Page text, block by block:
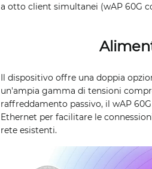
a otto client simultanei (wAP 60G
Il dispositivo offre una doppia
un'ampia gamma di tensioni
raffreddamento passivo, il wAP
Ethernet per facilitare le
rete esistenti.